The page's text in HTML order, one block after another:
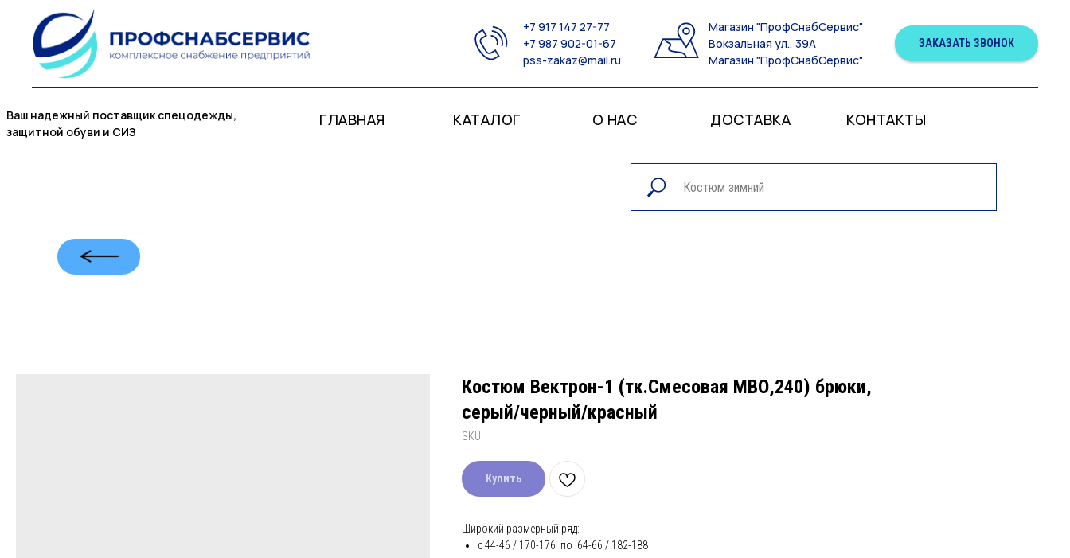
+7 917 147 27-77
+7 987 902-01-67
pss-zakaz@mail.ru
Магазин "ПрофСнабСервис"
Вокзальная ул., 39А
Магазин "ПрофСнабСервис"
ЗАКАЗАТЬ ЗВОНОК
ГЛАВНАЯ КАТАЛОГ О НАС ДОСТАВКА КОНТАКТЫ
Ваш надежный поставщик спецодежды,
защитной обуви и СИЗ
Костюм Вектрон-1 (тк.Смесовая МВО,240) брюки,
серый/черный/красный
SKU:
Купить
Широкий размерный ряд:
с 44-46 / 170-176 по 64-66 / 182-188